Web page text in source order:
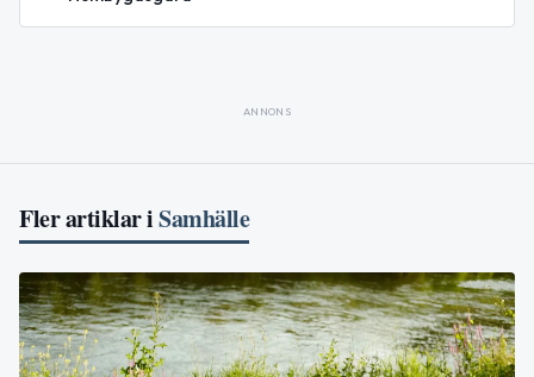
ANNONS
Fler artiklar iSamhälle